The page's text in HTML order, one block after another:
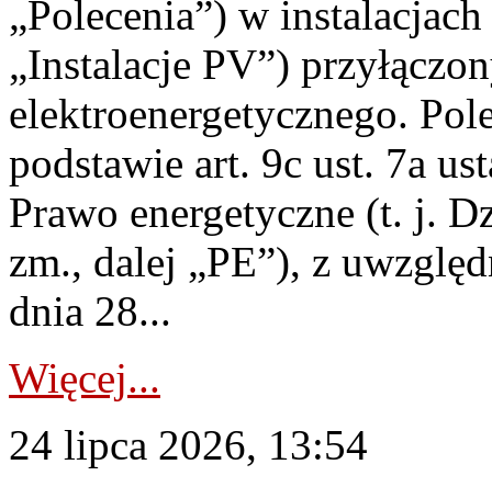
„Polecenia”) w
„Instalacje PV”)
elektroenergetycznego.
podstawie art. 9c ust. 7a
Prawo energetyczne (t. j.
zm., dalej „PE”), z
dnia 28...
Więcej...
24 lipca 2026, 13:54